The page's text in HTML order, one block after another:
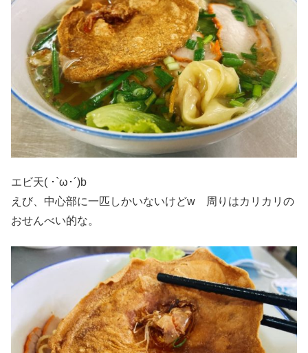
エビ天( ･`ω･´)b
えび、中心部に一匹しかいないけどw 周りはカリカリの
おせんべい的な。